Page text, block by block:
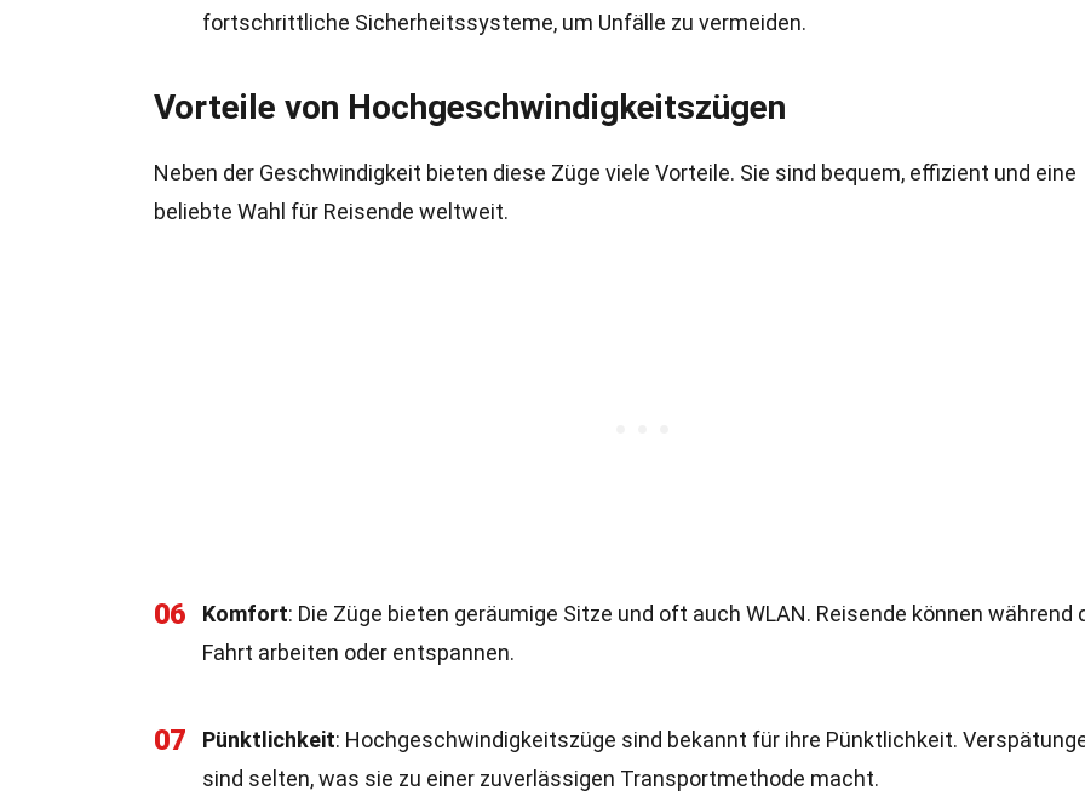
fortschrittliche Sicherheitssysteme, um Unfälle zu vermeiden.
Vorteile von Hochgeschwindigkeitszügen
Neben der Geschwindigkeit bieten diese Züge viele Vorteile. Sie sind bequem, effizient und eine
beliebte Wahl für Reisende weltweit.
06 Komfort: Die Züge bieten geräumige Sitze und oft auch WLAN. Reisende können während
Fahrt arbeiten oder entspannen.
07 Pünktlichkeit: Hochgeschwindigkeitszüge sind bekannt für ihre Pünktlichkeit.
sind selten, was sie zu einer zuverlässigen Transportmethode macht.